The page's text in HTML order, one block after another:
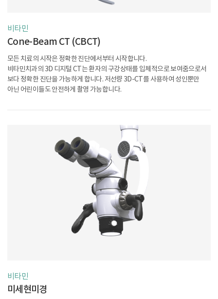
비타민
Cone-Beam CT (CBCT)
모든 치료의 시작은 정확한 진단에서부터 시작합니다.
비타민치과의 3D 디지털 CT는 환자의 구강상태를 입체적으로 보여줌으로서
보다 정확한 진단을 가능하게 합니다. 저선량 3D-CT를 사용하여 성인뿐만
아닌 어린이들도 안전하게 촬영 가능합니다.
비타민
미세현미경